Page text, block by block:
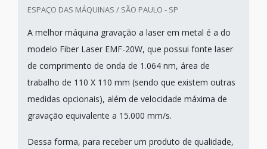
ESPAÇO DAS MÁQUINAS / SÃO PAULO - SP
A melhor máquina gravação a laser em metal é a do
modelo Fiber Laser EMF-20W, que possui fonte laser
de comprimento de onda de 1.064 nm, área de
trabalho de 110 X 110 mm (sendo que existem outras
medidas opcionais), além de velocidade máxima de
gravação equivalente a 15.000 mm/s.
Dessa forma, para receber um produto de qualidade,